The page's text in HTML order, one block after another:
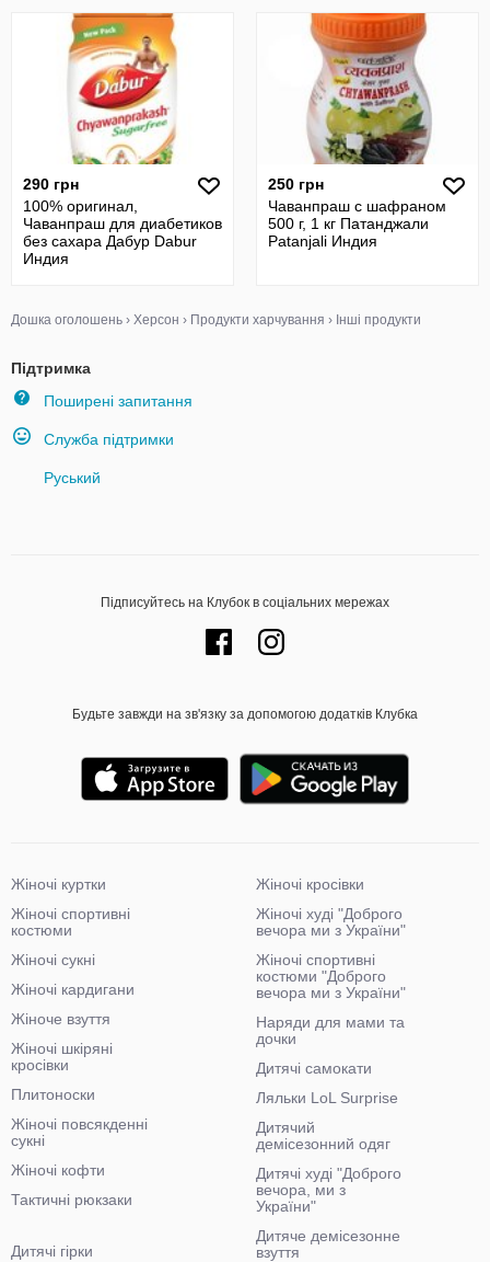
290 грн
100% оригинал,
Чаванпраш для диабетиков
без сахара Дабур Dabur
Индия
250 грн
Чаванпраш с шафраном
500 г, 1 кг Патанджали
Patanjali Индия
Дошка оголошень › Херсон › Продукти харчування › Інші продукти
Підтримка
Поширені запитання
Служба підтримки
Руський
Підписуйтесь на Клубок в соціальних мережах
Будьте завжди на зв'язку за допомогою додатків Клубка
Жіночі куртки
Жіночі спортивні
костюми
Жіночі сукні
Жіночі кардигани
Жіноче взуття
Жіночі шкіряні
кросівки
Плитоноски
Жіночі повсякденні
сукні
Жіночі кофти
Тактичні рюкзаки
Жіночі кросівки
Жіночі худі "Доброго
вечора ми з України"
Жіночі спортивні
костюми "Доброго
вечора ми з України"
Наряди для мами та
дочки
Дитячі самокати
Ляльки LoL Surprise
Дитячий
демісезонний одяг
Дитячі худі "Доброго
вечора, ми з
України"
Дитяче демісезонне
взуття
Дитячі гірки